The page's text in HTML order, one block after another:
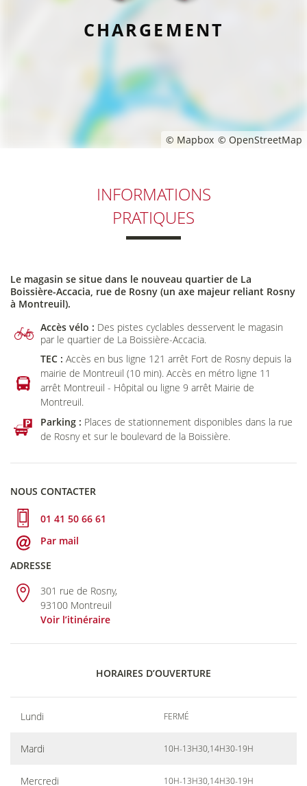
© Mapbox © OpenStreetMap
CHARGEMENT
INFORMATIONS
PRATIQUES
Le magasin se situe dans le nouveau quartier de La
Boissière-Accacia, rue de Rosny (un axe majeur reliant Rosny
à Montreuil).
Accès vélo : Des pistes cyclables desservent le magasin
par le quartier de La Boissière-Accacia.
TEC : Accès en bus ligne 121 arrêt Fort de Rosny depuis la
mairie de Montreuil (10 min). Accès en métro ligne 11
arrêt Montreuil - Hôpital ou ligne 9 arrêt Mairie de
Montreuil.
Parking : Places de stationnement disponibles dans la rue
de Rosny et sur le boulevard de la Boissière.
NOUS CONTACTER
01 41 50 66 61
Par mail
ADRESSE
301 rue de Rosny,
93100 Montreuil
Voir l’itinéraire
HORAIRES D’OUVERTURE
Lundi FERMÉ
Mardi 10H-13H30,14H30-19H
Mercredi 10H-13H30,14H30-19H